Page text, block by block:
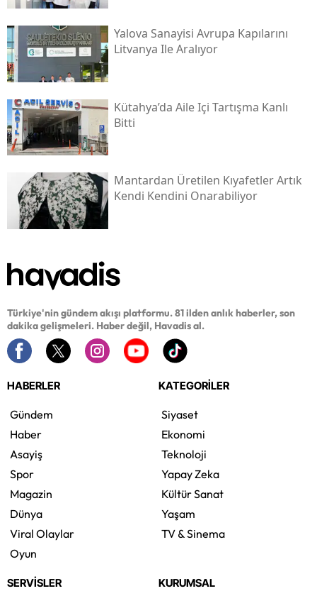
Yalova Sanayisi Avrupa Kapılarını
Litvanya Ile Aralıyor
Kütahya’da Aile Içi Tartışma Kanlı
Bitti
Mantardan Üretilen Kıyafetler Artık
Kendi Kendini Onarabiliyor
Türkiye'nin gündem akışı platformu. 81 ilden anlık haberler, son
dakika gelişmeleri. Haber değil, Havadis al.
HABERLER
Gündem
Haber
Asayiş
Spor
Magazin
Dünya
Viral Olaylar
Oyun
KATEGORİLER
Siyaset
Ekonomi
Teknoloji
Yapay Zeka
Kültür Sanat
Yaşam
TV & Sinema
SERVİSLER KURUMSAL